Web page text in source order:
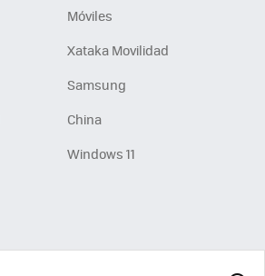
Móviles
Xataka Movilidad
Samsung
China
Windows 11